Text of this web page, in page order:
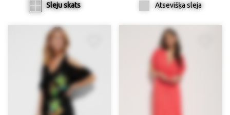
Sleju skats Atsevišķa sleja